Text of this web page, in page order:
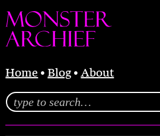
Home Blog About